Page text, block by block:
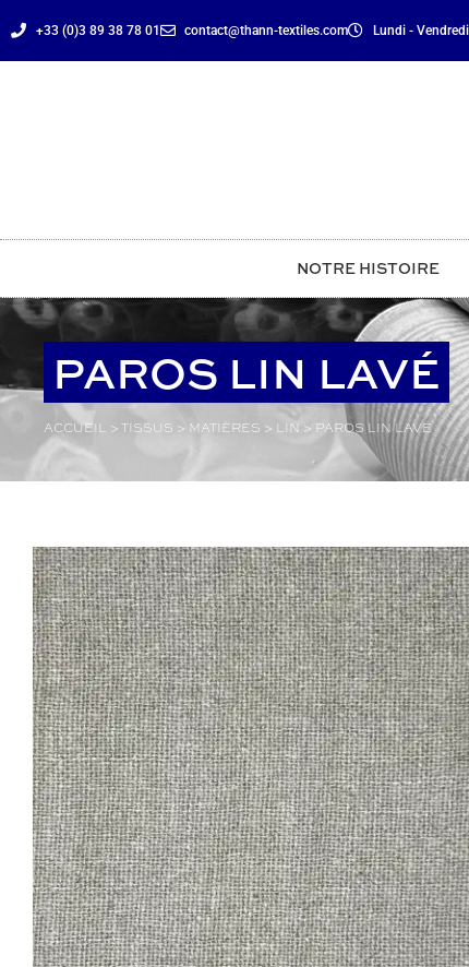
principal+33 (0)3 89 38 78 01 contact@thann-textiles.com Lundi -
NOTRE HISTOIRE
PAROS LIN LAVÉ
ACCUEIL > TISSUS > MATIÈRES > LIN > PAROS LIN LAVÉ